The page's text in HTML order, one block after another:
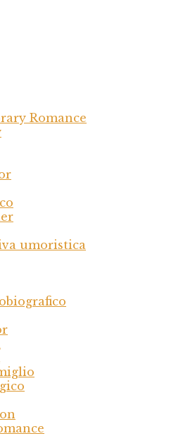
Romance
umoristica